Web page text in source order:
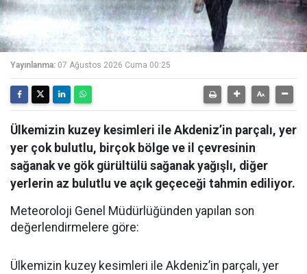
Yayınlanma: 07 Ağustos 2026 Cuma 00:25
Ülkemizin kuzey kesimleri ile Akdeniz’in parçalı, yer
yer çok bulutlu, birçok bölge ve il çevresinin
sağanak ve gök gürültülü sağanak yağışlı, diğer
yerlerin az bulutlu ve açık geçeceği tahmin ediliyor.
Meteoroloji Genel Müdürlüğünden yapılan son
değerlendirmelere göre:
Ülkemizin kuzey kesimleri ile Akdeniz’in parçalı, yer